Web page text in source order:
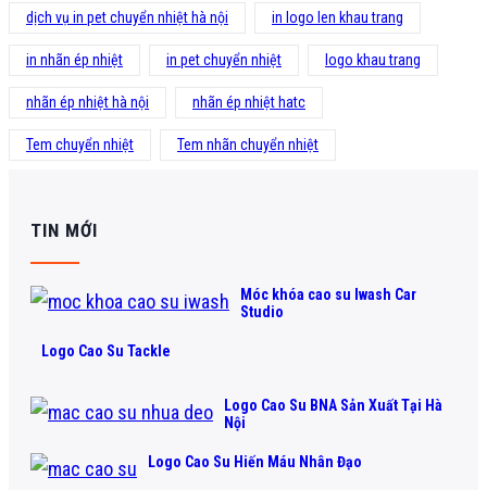
dịch vụ in pet chuyển nhiệt hà nội in logo len khau trang
in nhãn ép nhiệt in pet chuyển nhiệt logo khau trang
nhãn ép nhiệt hà nội nhãn ép nhiệt hatc
Tem chuyển nhiệt Tem nhãn chuyển nhiệt
TIN MỚI
Móc khóa cao su Iwash Car
Studio
Logo Cao Su Tackle
Logo Cao Su BNA Sản Xuất Tại Hà
Nội
Logo Cao Su Hiến Máu Nhân Đạo